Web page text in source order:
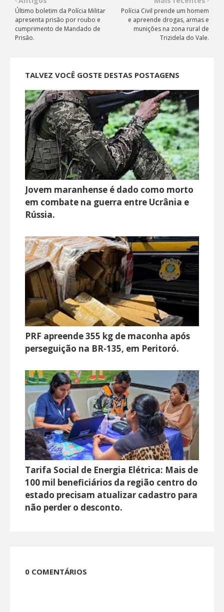
Polícia Civil prende um homem
e apreende drogas, armas e
munições na zona rural de
Trizidela do Vale.
Último boletim da Polícia Militar
apresenta prisão por roubo e
cumprimento de Mandado de
Prisão.
TALVEZ VOCÊ GOSTE DESTAS POSTAGENS
Jovem maranhense é dado como morto
em combate na guerra entre Ucrânia e
Rússia.
PRF apreende 355 kg de maconha após
perseguição na BR-135, em Peritoró.
Tarifa Social de Energia Elétrica: Mais de
100 mil beneficiários da região centro do
estado precisam atualizar cadastro para
não perder o desconto.
0 COMENTÁRIOS